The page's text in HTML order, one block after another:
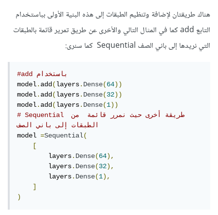
هناك طريقتان لإضافة وتنظيم الطبقات إلى هذه البنية الأولى بباستخدام
التابع add كما في المثال التالي والأخرى عن طريق تمرير قائمة بالطبقات
التي نريدها إلى باني الصف Sequential كما سنرى:
model.add(layers.Dense(64))
model.add(layers.Dense(32))
model.add(layers.Dense(1))
# Sequential طريقة أخرى حيث نمرر قائمة  من
model =Sequential(
[
        layers
.Dense(64),
        layers
.Dense(32),
        layers
.Dense(1),
]
)